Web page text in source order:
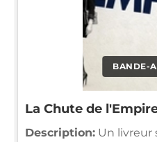
BANDE-
La Chute de
Description: Un livreur